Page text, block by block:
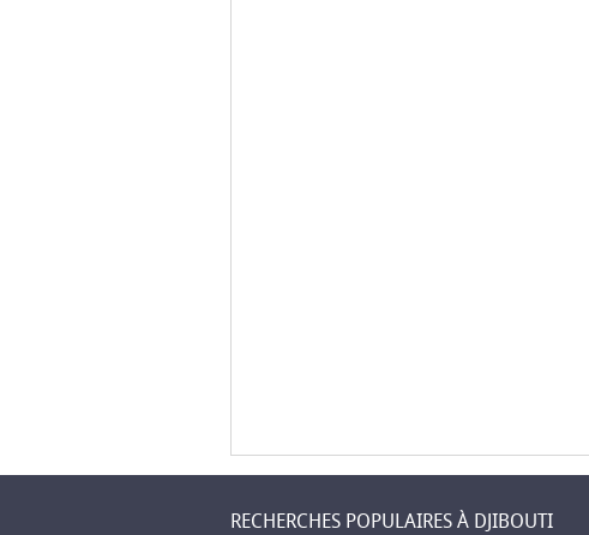
RECHERCHES POPULAIRES À DJIBOUTI